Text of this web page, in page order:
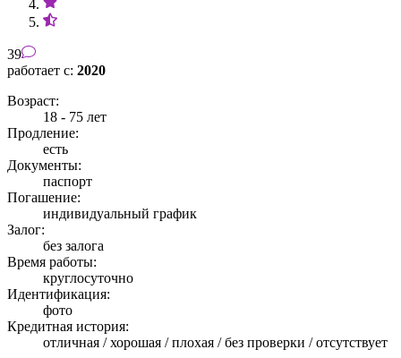
39
работает с: 2020
Возраст:
18 - 75 лет
Продление:
есть
Документы:
паспорт
Погашение:
индивидуальный график
Залог:
без залога
Время работы:
круглосуточно
Идентификация:
фото
Кредитная история:
отличная / хорошая / плохая / без проверки / отсутствует